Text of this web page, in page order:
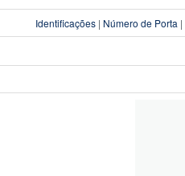
Identificações | Número de Porta |